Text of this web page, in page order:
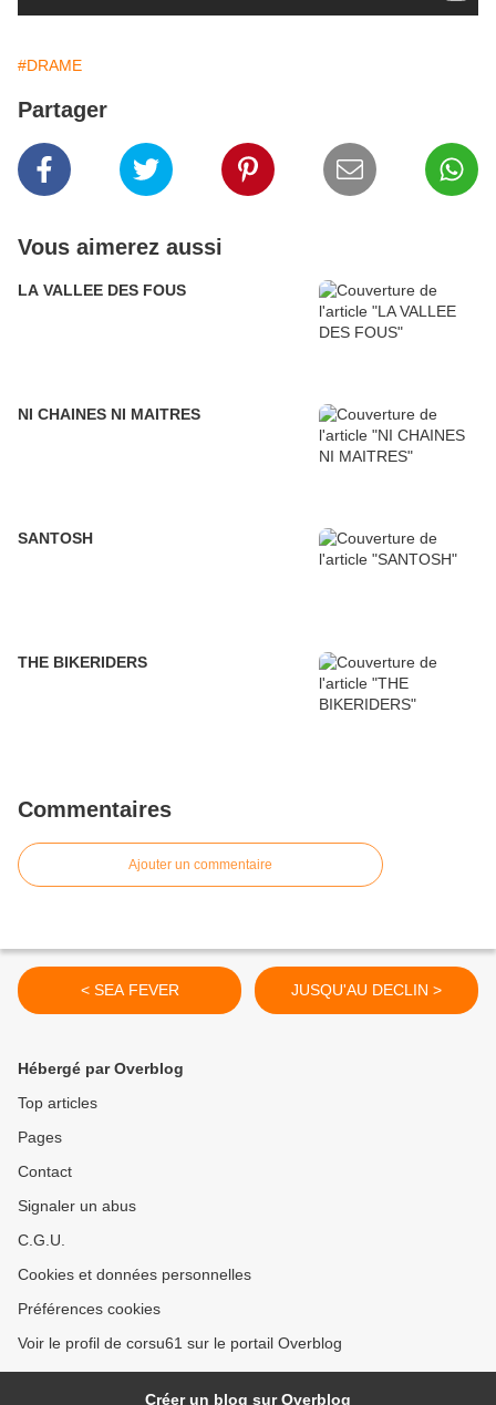
#DRAME
Partager
Vous aimerez aussi
LA VALLEE DES FOUS
NI CHAINES NI MAITRES
SANTOSH
THE BIKERIDERS
Commentaires
Ajouter un commentaire
< SEA FEVER JUSQU'AU DECLIN >
Hébergé par Overblog
Top articles
Pages
Contact
Signaler un abus
C.G.U.
Cookies et données personnelles
Préférences cookies
Voir le profil de corsu61 sur le portail Overblog
Créer un blog sur Overblog